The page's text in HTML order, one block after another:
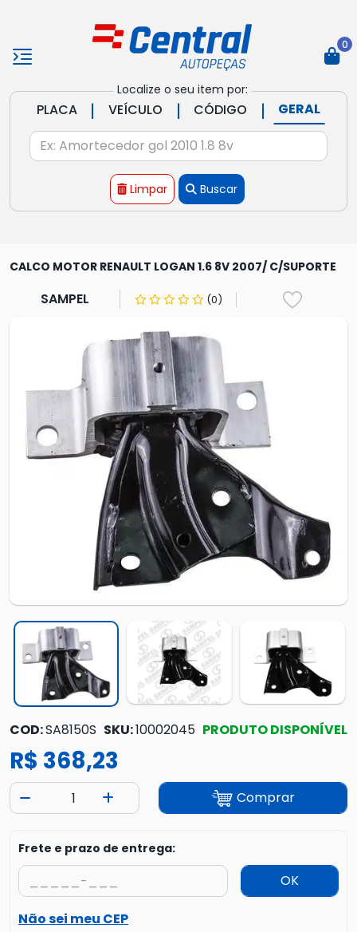
Localize o seu item por:
PLACA | VEÍCULO | CÓDIGO | GERAL
Limpar Buscar
0
CALCO MOTOR RENAULT LOGAN 1.6 8V 2007/ C/SUPORTE
SAMPEL (0)
COD:SA8150S SKU:10002045 PRODUTO DISPONÍVEL
R$ 368,23
Comprar
Frete e prazo de entrega:
OK
Não sei meu CEP